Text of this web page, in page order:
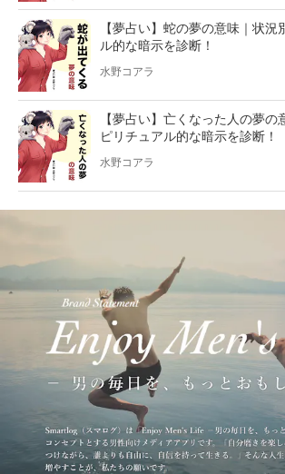
【夢占い】蛇の夢の意味｜状況
ル的な暗示を診断！
水野コアラ
【夢占い】亡くなった人の夢の
ピリチュアル的な暗示を診断！
水野コアラ